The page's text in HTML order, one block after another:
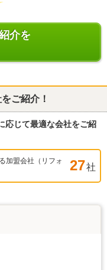
介を
ご紹介！
応じて最適な会社をご紹
加盟会社（リフォ
27社